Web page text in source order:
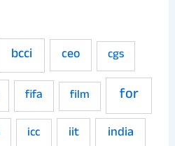
bcci ceo cgs
fifa film for
icc iit
india